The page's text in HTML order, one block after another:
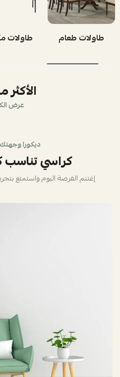
طاولات طعام طاولات
الأكثر
عرض
ديكورا وجهتك
كراسي تناسب
إغتنم الفرصة اليوم واستمتع